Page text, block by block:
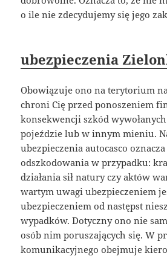
o ile nie zdecydujemy się jego
ubezpieczenia
Obowiązuje ono na terytorium
chroni Cię przed ponoszeniem
konsekwencji szkód
pojeździe lub w innym mieniu.
ubezpieczenia autocasco oznacza
odszkodowania w przypadku:
działania sił natury czy aktów
wartym uwagi ubezpieczeniem
ubezpieczeniem od następst
wypadków. Dotyczny ono nie
osób nim poruszających się. W
komunikacyjnego obejmuje